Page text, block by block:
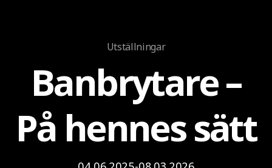
Utställningar
Banbrytare –
På hennes sätt